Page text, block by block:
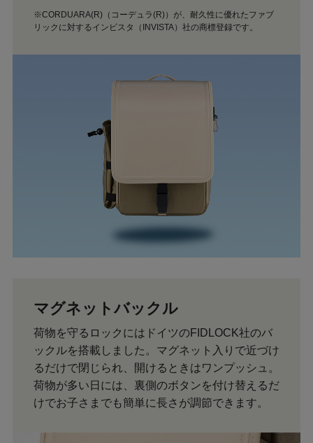
※CORDUARA(R)（コーデュラ(R)）が、耐久性に優れたファブ
リックに対するインビスタ（INVISTA）社の商標登録です。
マグネットバックル
荷物を守るロックにはドイツのFIDLOCK社のバ
ックルを搭載しました。マグネット入りで近づけ
るだけで閉じられ、開けるときはワンプッシュ。
荷物が多い日には、裏側のボタンを付け替えるだ
けでお子さまでも簡単に長さが調節できます。